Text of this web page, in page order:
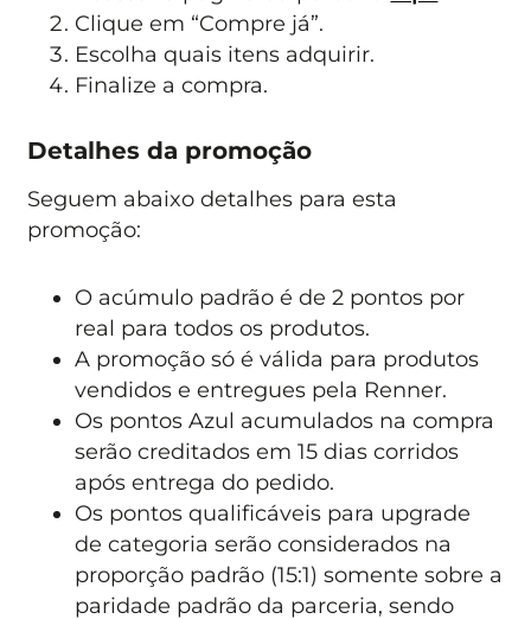
Clique em “Compre já”.
Escolha quais itens adquirir.
Finalize a compra.
Detalhes da promoção
Seguem abaixo detalhes para esta
promoção:
O acúmulo padrão é de 2 pontos por
real para todos os produtos.
A promoção só é válida para produtos
vendidos e entregues pela Renner.
Os pontos Azul acumulados na compra
serão creditados em 15 dias corridos
após entrega do pedido.
Os pontos qualificáveis para upgrade
de categoria serão considerados na
proporção padrão (15:1) somente sobre a
paridade padrão da parceria, sendo